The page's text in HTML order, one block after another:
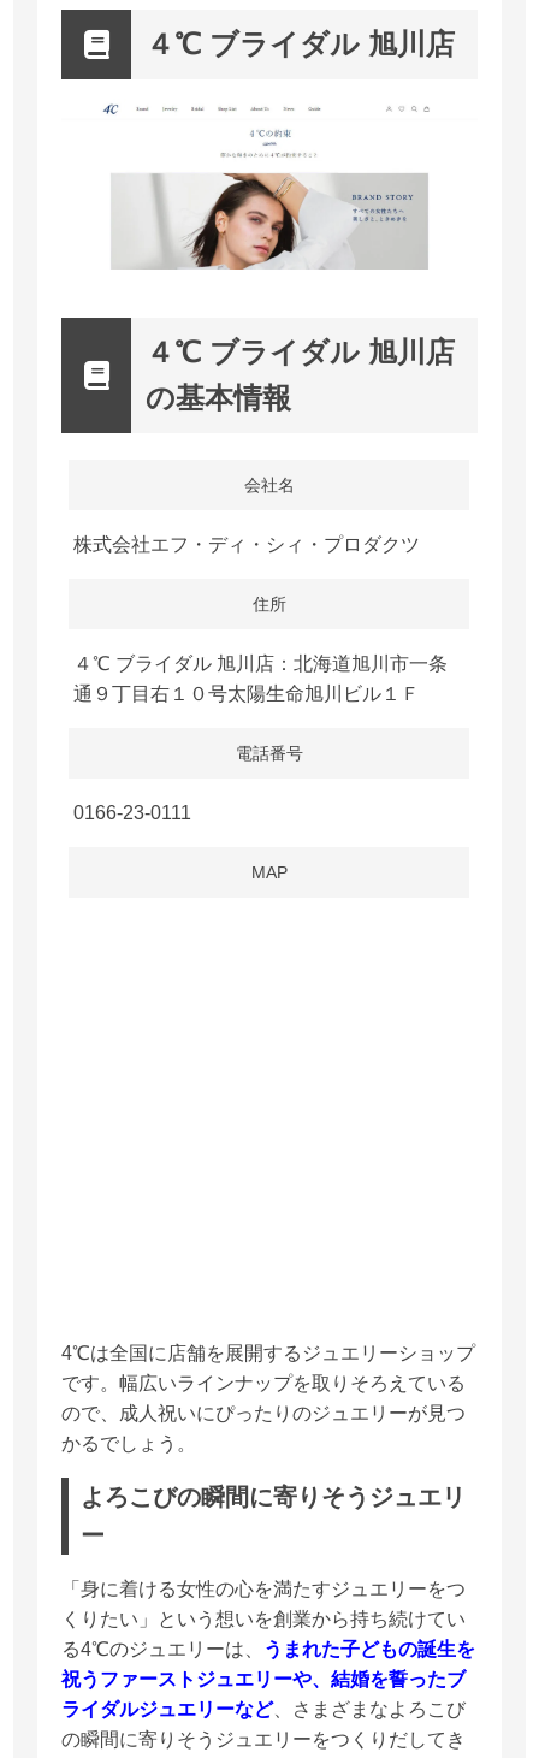
４℃ ブライダル 旭川店
４℃ ブライダル 旭川店
の基本情報
会社名
株式会社エフ・ディ・シィ・プロダクツ
住所
４℃ ブライダル 旭川店：北海道旭川市一条
通９丁目右１０号太陽生命旭川ビル１Ｆ
電話番号
0166-23-0111
MAP
4℃は全国に店舗を展開するジュエリーショップ
です。幅広いラインナップを取りそろえている
ので、成人祝いにぴったりのジュエリーが見つ
かるでしょう。
よろこびの瞬間に寄りそうジュエリ
ー
「身に着ける女性の心を満たすジュエリーをつ
くりたい」という想いを創業から持ち続けてい
る4℃のジュエリーは、
うまれた子どもの誕生を
祝うファーストジュエリーや、結婚を誓ったブ
ライダルジュエリーなど、さまざまなよろこび
の瞬間に寄りそうジュエリーをつくりだしてき